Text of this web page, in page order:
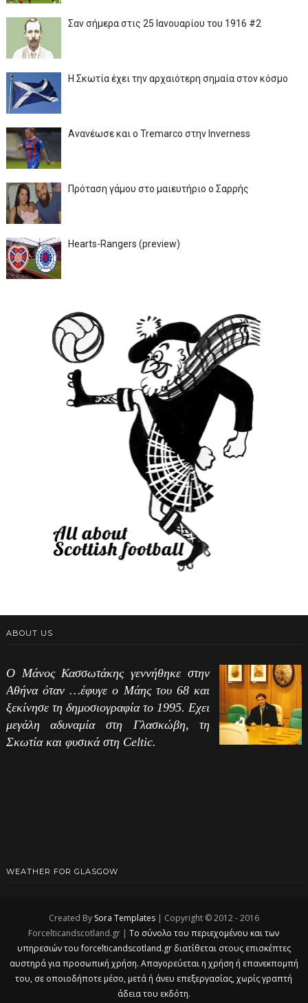
Σαν σήμερα στις 25 Ιανουαρίου του 1916 #2
Η Σκωτία έχει την αρχαιότερη σημαία στον κόσμο
Ανανέωσε και ο Tremarco στην Inverness
Πρόταση γάμου στο μαιευτήριο ο Σαρρής
Hearts-Rangers (preview)
ABOUT US
Ο Μάνος Κασσωτάκης γεννήθηκε στην
Αθήνα όταν …έφυγε ο Μάης του 68 και
ξεκίνησε τη δημοσιογραφία το 1995. Εχει
μεγάλη αδυναμία στη Γλασκώβη, τη
Σκωτία και φυσικά στη Celtic.
WEATHER FOR GLASGOW
Created By Sora Templates| Copyright © 2012 - 2016
Forcelticandscotland.gr |Το σύνολο του περιεχομένου και των
υπηρεσιών του forcelticandscotland.gr διατίθεται στους επισκέπτες
αυστηρά για προσωπική χρήση. Απαγορεύεται η χρήση ή επανεκπομπή
του, σε οποιοδήποτε μέσο, μετά ή άνευ επεξεργασίας, χωρίς γραπτή
άδεια του εκδότη.